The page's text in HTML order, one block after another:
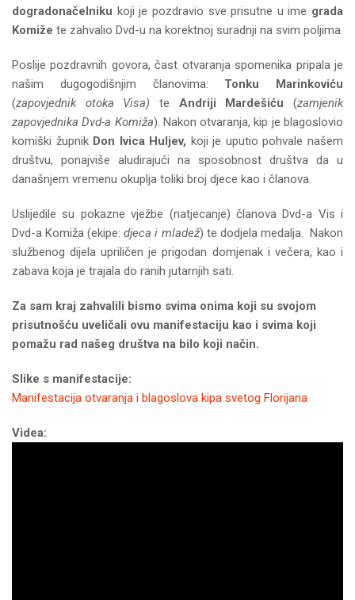
dogradonačelniku koji je pozdravio sve prisutne u ime grada
Komiže te zahvalio Dvd-u na korektnoj suradnji na svim poljima.
Poslije pozdravnih govora, čast otvaranja spomenika pripala je
našim dugogodišnjim članovima: Tonku Marinkoviću
(zapovjednik otoka Visa) te Andriji Mardešiću (zamjenik
zapovjednika Dvd-a Komiža). Nakon otvaranja, kip je blagoslovio
komiški župnik Don Ivica Huljev, koji je uputio pohvale našem
društvu, ponajviše aludirajući na sposobnost društva da u
današnjem vremenu okuplja toliki broj djece kao i članova.
Uslijedile su pokazne vježbe (natjecanje) članova Dvd-a Vis i
Dvd-a Komiža (ekipe:djeca i mladež) te dodjela medalja. Nakon
službenog dijela upriličen je prigodan domjenak i večera, kao i
zabava koja je trajala do ranih jutarnjih sati.
Za sam kraj zahvalili bismo svima onima koji su svojom
prisutnošću uveličali ovu manifestaciju kao i svima koji
pomažu rad našeg društva na bilo koji način.
Slike s manifestacije:
Manifestacija otvaranja i blagoslova kipa svetog Florijana
Videa: